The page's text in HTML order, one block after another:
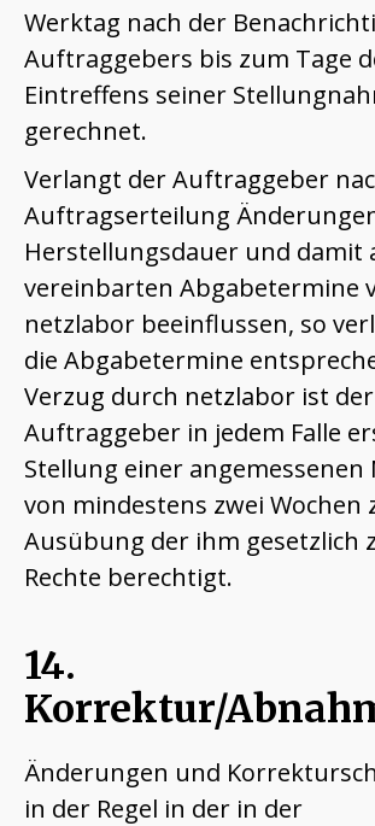
Werktag nach der
Auftraggebers bis zum Tage
Eintreffens seiner
gerechnet.
Verlangt der Auftraggeber
Auftragserteilung
Herstellungsdauer und damit
vereinbarten Abgabetermine
netzlabor beeinflussen, so
die Abgabetermine
Verzug durch netzlabor ist der
Auftraggeber in jedem Falle
Stellung einer angemessenen
von mindestens zwei Wochen
Ausübung der ihm gesetzlich
Rechte berechtigt.
14.
Korrektur/
Änderungen und
in der Regel in der in der